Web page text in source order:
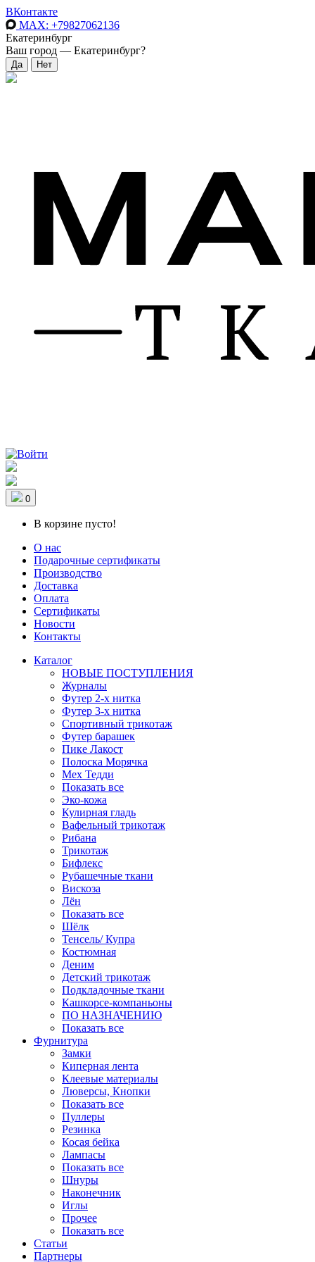
ВКонтакте
MAX: +79827062136
Екатеринбург
Ваш город — Екатеринбург?
0
В корзине пусто!
О нас
Подарочные сертификаты
Производство
Доставка
Оплата
Сертификаты
Новости
Контакты
Каталог
НОВЫЕ ПОСТУПЛЕНИЯ
Журналы
Футер 2-х нитка
Футер 3-х нитка
Спортивный трикотаж
Футер барашек
Пике Лакост
Полоска Морячка
Мех Тедди
Показать все
Эко-кожа
Кулирная гладь
Вафельный трикотаж
Рибана
Трикотаж
Бифлекс
Рубашечные ткани
Вискоза
Лён
Показать все
Шёлк
Тенсель/ Купра
Костюмная
Деним
Детский трикотаж
Подкладочные ткани
Кашкорсе-компаньоны
ПО НАЗНАЧЕНИЮ
Показать все
Фурнитура
Замки
Киперная лента
Клеевые материалы
Люверсы, Кнопки
Показать все
Пуллеры
Резинка
Косая бейка
Лампасы
Показать все
Шнуры
Наконечник
Иглы
Прочее
Показать все
Статьи
Партнеры